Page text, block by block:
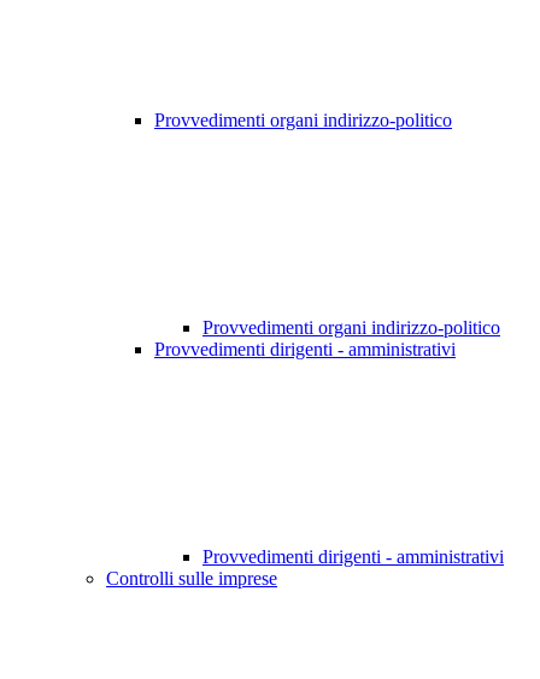
Provvedimenti organi indirizzo-politico
Provvedimenti organi indirizzo-politico
Provvedimenti dirigenti - amministrativi
Provvedimenti dirigenti - amministrativi
Controlli sulle imprese